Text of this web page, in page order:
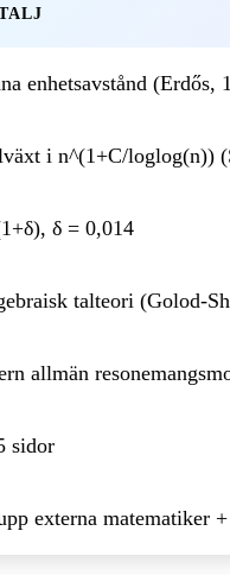
enhetsavstånd (Erdős,
i n^(1+C/loglog(n))
δ = 0,014
talteori (Golod-
allmän
sidor
externa matematiker